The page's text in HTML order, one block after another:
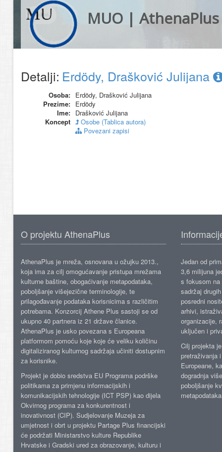
MUO | AthenaPlus
Detalji: Erdödy, Drašković Julijana
Osoba: Erdödy, Drašković Julijana
Prezime: Erdödy
Ime: Drašković Julijana
Koncept
Osobe (Tablica autora)
Povezani zapisi
O projektu AthenaPlus
AthenaPlus je mreža, osnovana u ožujku 2013.,
koja ima za cilj omogućavanje pristupa mrežama
kulturne baštine, obogaćivanje metapodataka,
poboljšanje višejezične terminologije, te
prilagođavanje podataka korisnicima s različitim
potrebama. Konzorcij Athene Plus sastoji se od
ukupno 40 partnera iz 21 države članice.
AthenaPlus je usko povezana s Europeana
platformom pomoću koje koje će veliku količinu
digitaliziranog kulturnog sadržaja učiniti dostupnim
za korisnike.
Projekt je dobio sredstva EU Programa podrške
politikama za primjenu informacijskih i
komunikacijskih tehnologije (ICT PSP) kao dijela
Okvirnog programa za konkurentnost i
inovativnost (CIP). Sudjelovanje Muzeja za
umjetnost i obrt u projektu Partage Plus financijski
će podržati Ministarstvo kulture Republike
Hrvatske i Gradski ured za obrazovanje, kulturu i
Jedan od
3,6 milijuna
s fokusom
sadržaj
posredni
arhivi,
organizacije,
uključen i
Cilj projekta
pretraživanja
Europeane,
dogradnja
poboljšanje